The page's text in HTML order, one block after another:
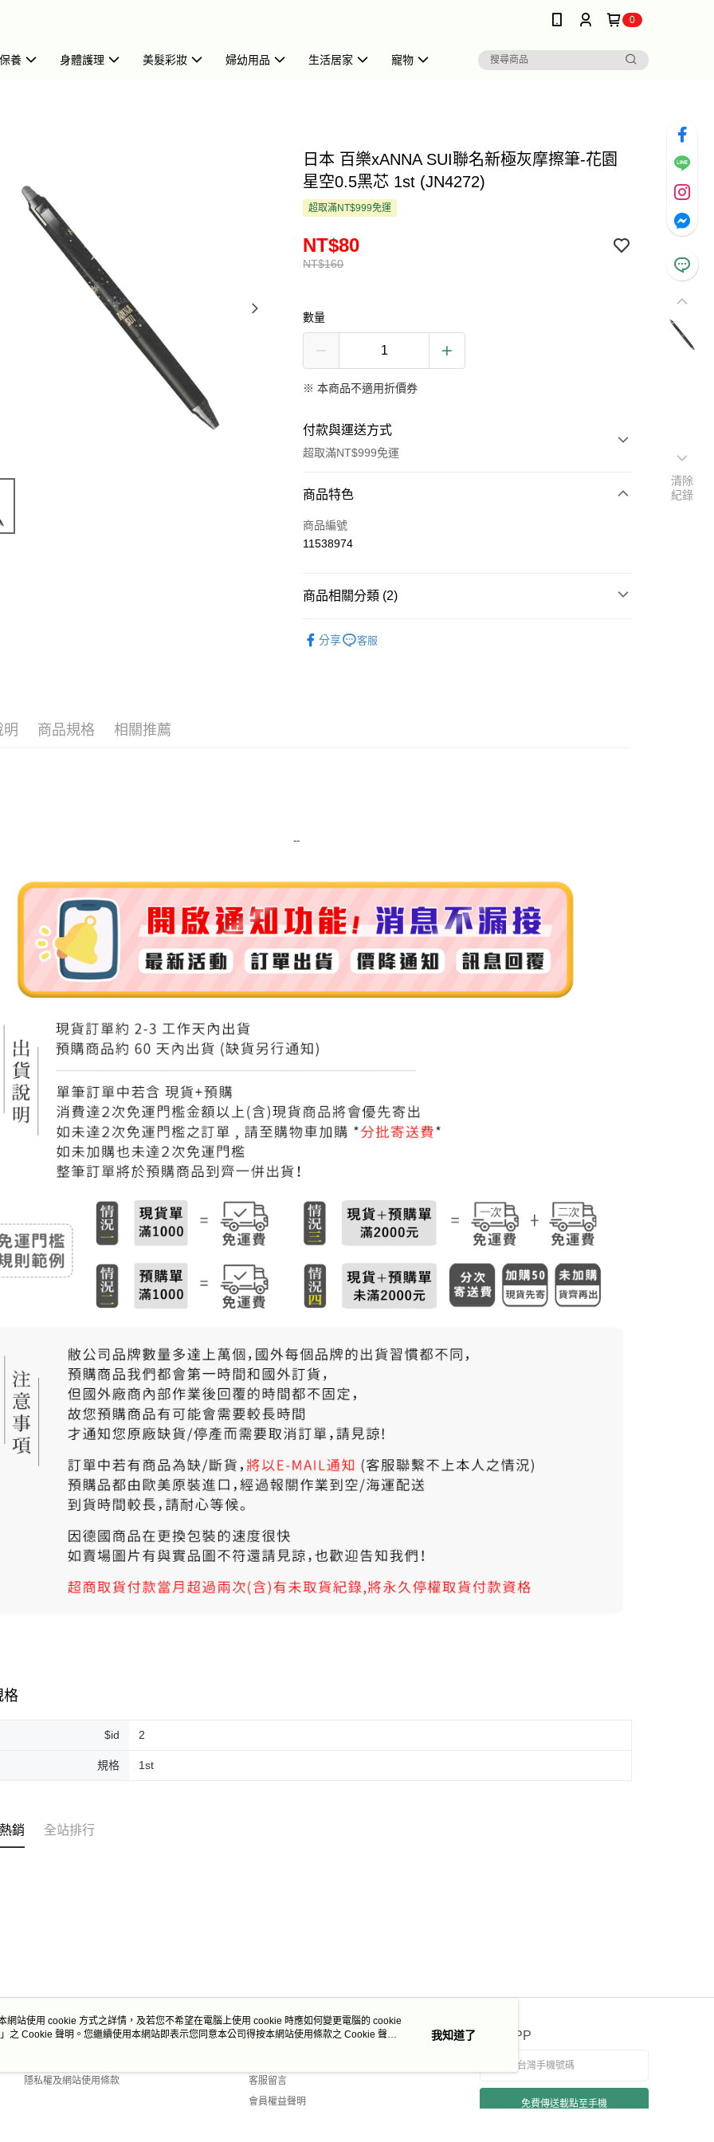
0
養 身體護理 美髮彩妝 婦幼用品 生活居家 寵物
日本 百樂xANNA SUI聯名新極灰摩擦筆-花園
星空0.5黑芯 1st (JN4272)
超取滿NT$999免運
NT$160
NT$80
數量
※ 本商品不適用折價券
付款與運送方式
超取滿NT$999免運
付款方式
信用卡一次付款
街口支付
每筆NT$80，滿NT$999(含以上)免運費
7-11取貨付款
每筆NT$80，滿NT$999(含以上)免運費
7-11純取貨 (先付款
付款後門市自取
免運費
商品特色
商品編號
11538974
商品相關分類 (2)
分享 客服
明 商品規格 相關推薦
--
格
$id 2
規格 1st
銷 全站排行
關於我們
隱私權及網站使用條款
客服資訊
客服留言
會員權益聲明
官方APP
免費傳送載點至手機
清除
紀錄
網站使用 cookie 方式之詳情，及若您不希望在電腦上使用 cookie 時應如何變更電腦的 cookie
」之 Cookie 聲明。您繼續使用本網站即表示您同意本公司得按本網站使用條款之 Cookie 聲明
我知道了